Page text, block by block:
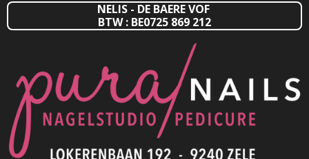
NELIS - DE BAERE VOF
BTW : BE0725 869 212